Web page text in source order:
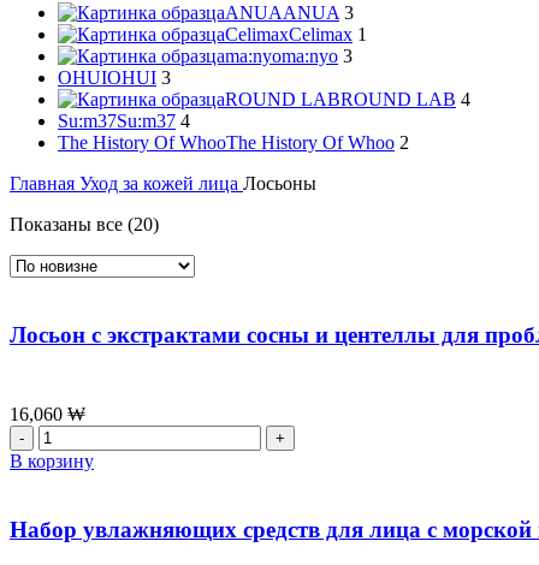
ANUAANUA 3
CelimaxCelimax 1
ma:nyoma:nyo 3
OHUIOHUI 3
ROUND LABROUND LAB 4
Su:m37Su:m37 4
The History Of WhooThe History Of Whoo 2
Главная Уход за кожей лица Лосьоны
Показаны все (20)Сортировка:
недавние
Лосьон с экстрактами сосны и центеллы для
16,060 ₩
Количество
товара
Лосьон
экстрактами
сосны
В корзину
Набор увлажняющих средств для лица с